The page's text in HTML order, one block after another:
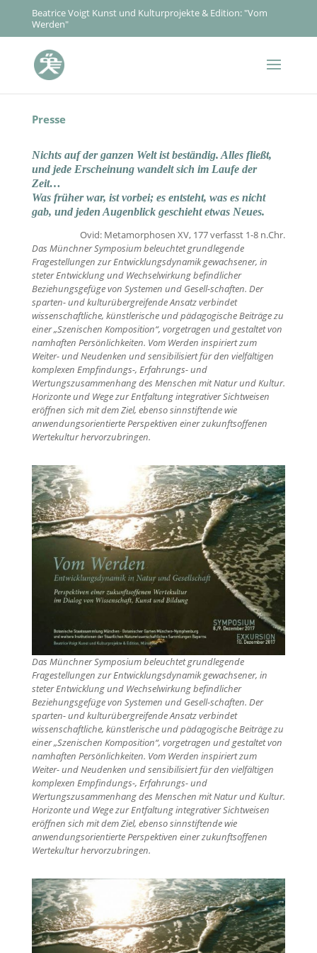
Beatrice Voigt Kunst und Kulturprojekte & Edition: "Vom
Werden"
Presse
Nichts auf der ganzen Welt ist beständig. Alles fließt,
und jede Erscheinung wandelt sich im Laufe der
Zeit…
Was früher war, ist vorbei; es entsteht, was es nicht
gab, und jeden Augenblick geschieht etwas Neues.
Ovid: Metamorphosen XV, 177 verfasst 1-8 n.Chr.
Das Münchner Symposium beleuchtet grundlegende
Fragestellungen zur Entwicklungsdynamik gewachsener, in
steter Entwicklung und Wechselwirkung befindlicher
Beziehungsgefüge von Systemen und Gesell-schaften. Der
sparten- und kulturübergreifende Ansatz verbindet
wissenschaftliche, künstlerische und pädagogische Beiträge zu
einer „Szenischen Komposition“, vorgetragen und gestaltet von
namhaften Persönlichkeiten. Vom Werden inspiriert zum
Weiter- und Neudenken und sensibilisiert für den vielfältigen
komplexen Empfindungs-, Erfahrungs- und
Wertungszusammenhang des Menschen mit Natur und Kultur.
Horizonte und Wege zur Entfaltung integrativer Sichtweisen
eröffnen sich mit dem Ziel, ebenso sinnstiftende wie
anwendungsorientierte Perspektiven einer zukunftsoffenen
Wertekultur hervorzubringen.
Das Münchner Symposium beleuchtet grundlegende
Fragestellungen zur Entwicklungsdynamik gewachsener, in
steter Entwicklung und Wechselwirkung befindlicher
Beziehungsgefüge von Systemen und Gesell-schaften. Der
sparten- und kulturübergreifende Ansatz verbindet
wissenschaftliche, künstlerische und pädagogische Beiträge zu
einer „Szenischen Komposition“, vorgetragen und gestaltet von
namhaften Persönlichkeiten. Vom Werden inspiriert zum
Weiter- und Neudenken und sensibilisiert für den vielfältigen
komplexen Empfindungs-, Erfahrungs- und
Wertungszusammenhang des Menschen mit Natur und Kultur.
Horizonte und Wege zur Entfaltung integrativer Sichtweisen
eröffnen sich mit dem Ziel, ebenso sinnstiftende wie
anwendungsorientierte Perspektiven einer zukunftsoffenen
Wertekultur hervorzubringen.